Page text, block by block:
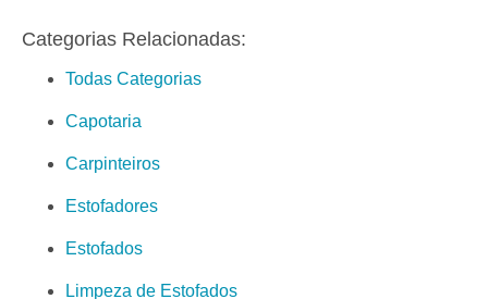
Categorias Relacionadas:
Todas Categorias
Capotaria
Carpinteiros
Estofadores
Estofados
Limpeza de Estofados